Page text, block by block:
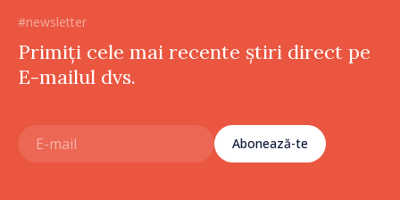
#newsletter
Primiți cele mai recente știri direct pe
E-mailul dvs.
Abonează-te